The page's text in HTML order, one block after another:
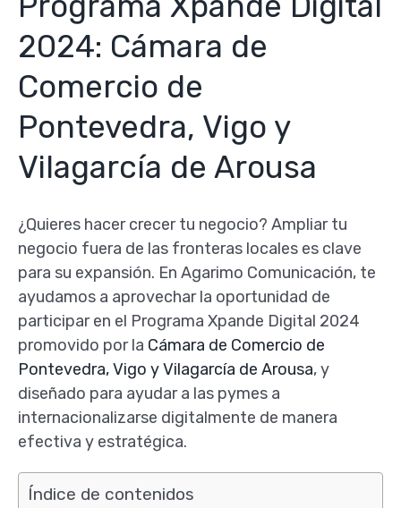
2024: Cámara de
Comercio de
Pontevedra, Vigo y
Vilagarcía de Arousa
¿Quieres hacer crecer tu negocio? Ampliar tu
negocio fuera de las fronteras locales es clave
para su expansión. En Agarimo Comunicación, te
ayudamos a aprovechar la oportunidad de
participar en el Programa Xpande Digital 2024
promovido por la Cámara de Comercio de
Pontevedra, Vigo y Vilagarcía de Arousa, y
diseñado para ayudar a las pymes a
internacionalizarse digitalmente de manera
efectiva y estratégica.
Índice de contenidos